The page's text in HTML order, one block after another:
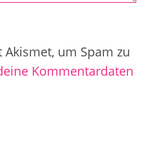
um Spam zu
Kommentardaten